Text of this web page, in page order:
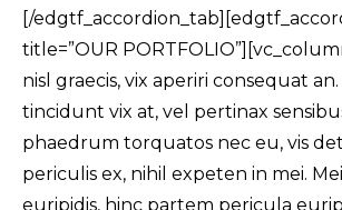
[/
title=”OUR
nisl graecis, vix aperiri consequat
tincidunt vix at, vel pertinax
phaedrum torquatos nec eu, vis
periculis ex, nihil expeten in mei.
euripidis, hinc partem pericula